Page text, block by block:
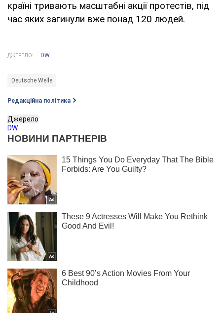
країні тривають масштабні акції протестів, під
час яких загинули вже понад 120 людей.
ДЖЕРЕЛО: DW
Deutsche Welle
Редакційна політика
Джерело
DW